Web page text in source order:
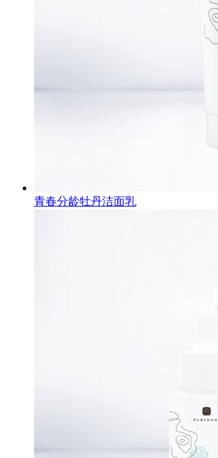
青春分龄牡丹洁面乳